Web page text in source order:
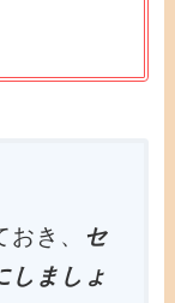
き、
セ
しましょ